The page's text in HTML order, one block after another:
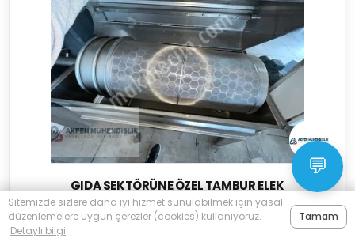
GIDA SEKTÖRÜNE ÖZEL TAMBUR ELEK
Akfen Makina Endüstri Mühendislik Tic. Ltd. Şti.
💬
Sitemizde sizlere daha iyi hizmet sunulabilmek için yasal
düzenlemelere uygun çerezler (cookies) kullanıyoruz.
Detaylı bilgi
Tamam